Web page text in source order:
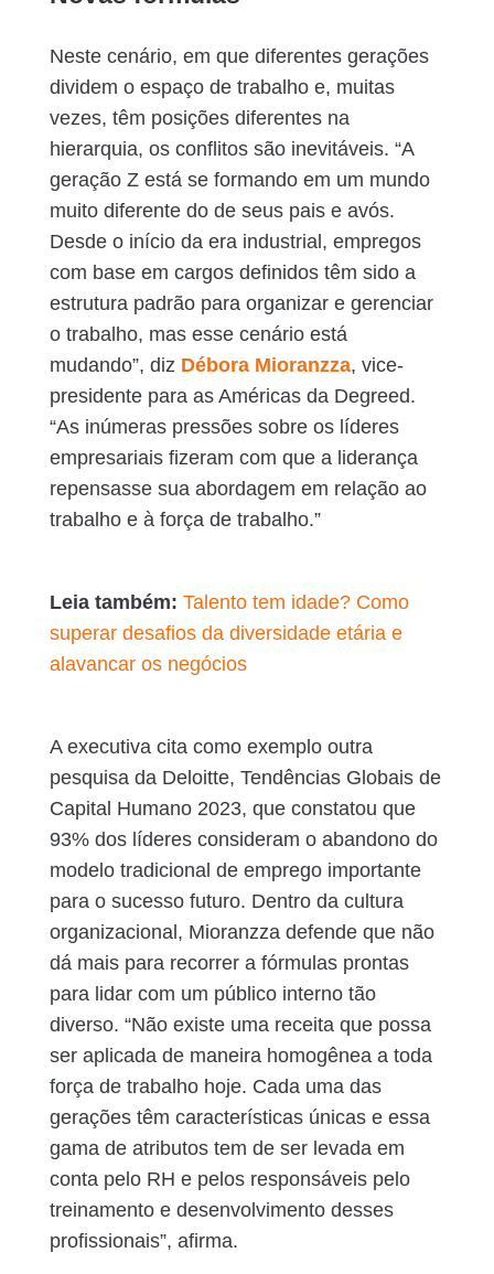
Neste cenário, em que diferentes gerações
dividem o espaço de trabalho e, muitas
vezes, têm posições diferentes na
hierarquia, os conflitos são inevitáveis. “A
geração Z está se formando em um mundo
muito diferente do de seus pais e avós.
Desde o início da era industrial, empregos
com base em cargos definidos têm sido a
estrutura padrão para organizar e gerenciar
o trabalho, mas esse cenário está
mudando”, diz Débora Mioranzza, vice-
presidente para as Américas da Degreed.
“As inúmeras pressões sobre os líderes
empresariais fizeram com que a liderança
repensasse sua abordagem em relação ao
trabalho e à força de trabalho.”
Leia também: Talento tem idade? Como
superar desafios da diversidade etária e
alavancar os negócios
A executiva cita como exemplo outra
pesquisa da Deloitte, Tendências Globais de
Capital Humano 2023, que constatou que
93% dos líderes consideram o abandono do
modelo tradicional de emprego importante
para o sucesso futuro. Dentro da cultura
organizacional, Mioranzza defende que não
dá mais para recorrer a fórmulas prontas
para lidar com um público interno tão
diverso. “Não existe uma receita que possa
ser aplicada de maneira homogênea a toda
força de trabalho hoje. Cada uma das
gerações têm características únicas e essa
gama de atributos tem de ser levada em
conta pelo RH e pelos responsáveis pelo
treinamento e desenvolvimento desses
profissionais”, afirma.